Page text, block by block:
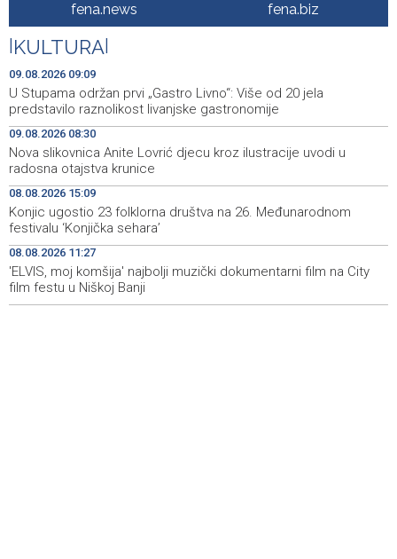
U Stupama održan prvi „Gastro Livno“: Više od 20 jela
predstavilo raznolikost livanjske gastronomije
09:05 Pretežno sunčano jutro u BiH, u Mostaru 29 stepeni
09:01
Od ranih jutarnjih sati duge kolone putničkih vozila na
pojedinim graničnim prelazima
09:00
Blidinje sve privlačnije ljetno odredište, turizam raste uz
izazove očuvanja prirode
08:55 Najave događaja za 9. 8. 2026. godine (nedjelja)
Nova slikovnica Anite Lovrić djecu kroz ilustracije uvodi
u radosna otajstva krunice
fena.news fena.biz
KULTURA
09.08.2026 09:09
U Stupama održan prvi „Gastro Livno“: Više od 20 jela
predstavilo raznolikost livanjske gastronomije
09.08.2026 08:30
Nova slikovnica Anite Lovrić djecu kroz ilustracije uvodi u
radosna otajstva krunice
08.08.2026 15:09
Konjic ugostio 23 folklorna društva na 26. Međunarodnom
festivalu ‘Konjička sehara’
08.08.2026 11:27
'ELVIS, moj komšija' najbolji muzički dokumentarni film na City
film festu u Niškoj Banji